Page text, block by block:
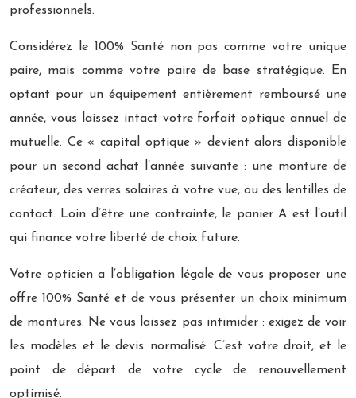
professionnels.
Considérez le 100% Santé non pas comme votre unique
paire, mais comme votre paire de base stratégique. En
optant pour un équipement entièrement remboursé une
année, vous laissez intact votre forfait optique annuel de
mutuelle. Ce « capital optique » devient alors disponible
pour un second achat l’année suivante : une monture de
créateur, des verres solaires à votre vue, ou des lentilles de
contact. Loin d’être une contrainte, le panier A est l’outil
qui finance votre liberté de choix future.
Votre opticien a l’obligation légale de vous proposer une
offre 100% Santé et de vous présenter un choix minimum
de montures. Ne vous laissez pas intimider : exigez de voir
les modèles et le devis normalisé. C’est votre droit, et le
point de départ de votre cycle de renouvellement
optimisé.